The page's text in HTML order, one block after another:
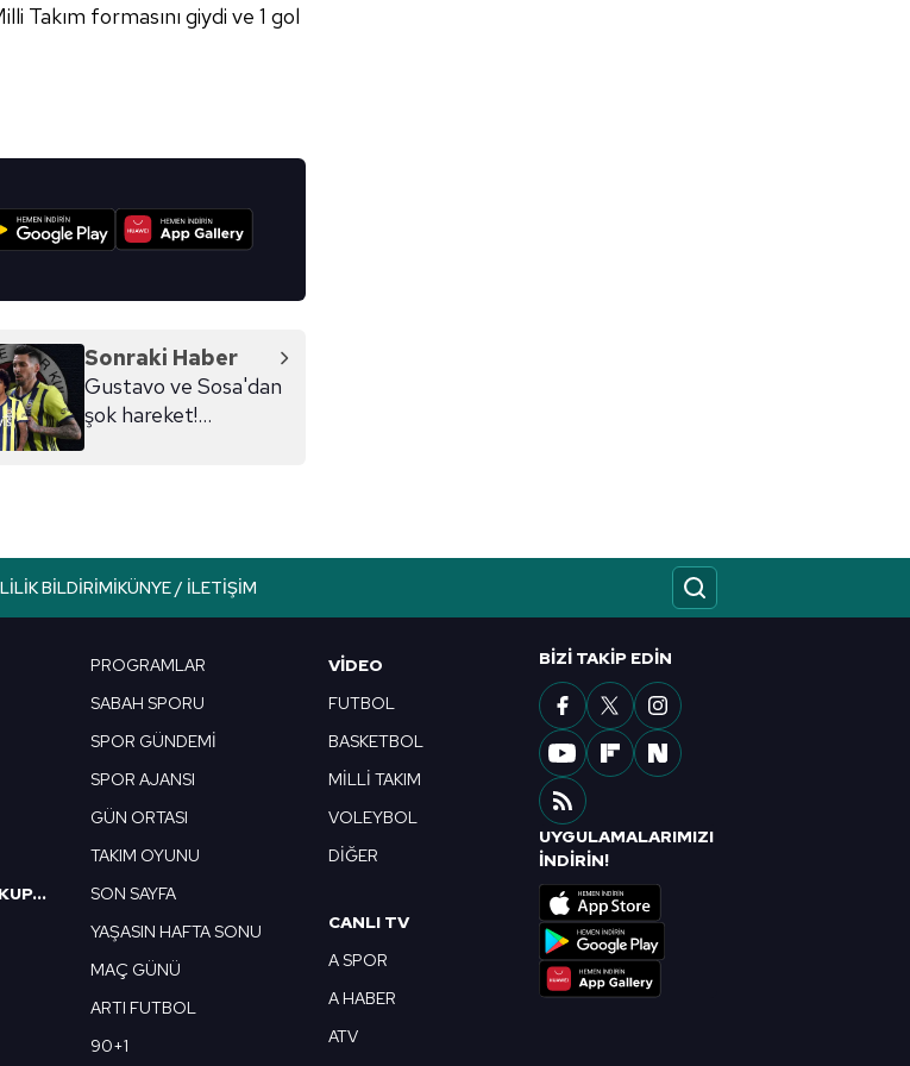
ziyaret edebilirsiniz.
almak için lütfen
Takım formasını giydi ve 1 gol
Sonraki Haber
Gustavo ve Sosa'dan
şok hareket!
BILDIRIMIKÜNYE / İLETIŞIM
ZİRAAT TÜRKİYE KUPASI
PROGRAMLAR
SABAH SPORU
SPOR GÜNDEMİ
SPOR AJANSI
GÜN ORTASI
TAKIM OYUNU
SON SAYFA
YAŞASIN HAFTA SONU
MAÇ GÜNÜ
ARTI FUTBOL
90+1
VIDEO
FUTBOL
BASKETBOL
MİLLİ TAKIM
VOLEYBOL
DİĞER
CANLI TV
A SPOR
A HABER
ATV
BIZI TAKIP EDIN
UYGULAMALARIMIZI
İNDİRİN!